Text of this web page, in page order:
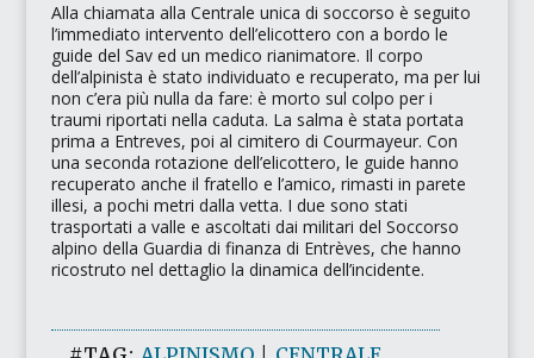
Alla chiamata alla Centrale unica di soccorso è seguito
l’immediato intervento dell’elicottero con a bordo le
guide del Sav ed un medico rianimatore. Il corpo
dell’alpinista è stato individuato e recuperato, ma per lui
non c’era più nulla da fare: è morto sul colpo per i
traumi riportati nella caduta. La salma è stata portata
prima a Entreves, poi al cimitero di Courmayeur. Con
una seconda rotazione dell’elicottero, le guide hanno
recuperato anche il fratello e l’amico, rimasti in parete
illesi, a pochi metri dalla vetta. I due sono stati
trasportati a valle e ascoltati dai militari del Soccorso
alpino della Guardia di finanza di Entrèves, che hanno
ricostruto nel dettaglio la dinamica dell’incidente.